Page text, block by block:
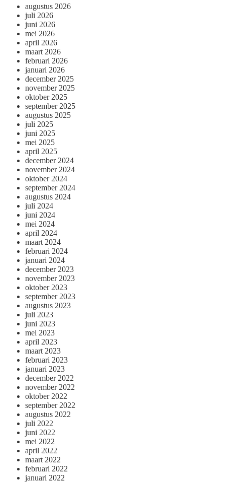
augustus 2026
juli 2026
juni 2026
mei 2026
april 2026
maart 2026
februari 2026
januari 2026
december 2025
november 2025
oktober 2025
september 2025
augustus 2025
juli 2025
juni 2025
mei 2025
april 2025
december 2024
november 2024
oktober 2024
september 2024
augustus 2024
juli 2024
juni 2024
mei 2024
april 2024
maart 2024
februari 2024
januari 2024
december 2023
november 2023
oktober 2023
september 2023
augustus 2023
juli 2023
juni 2023
mei 2023
april 2023
maart 2023
februari 2023
januari 2023
december 2022
november 2022
oktober 2022
september 2022
augustus 2022
juli 2022
juni 2022
mei 2022
april 2022
maart 2022
februari 2022
januari 2022